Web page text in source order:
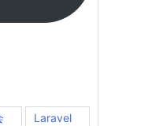
Laravel